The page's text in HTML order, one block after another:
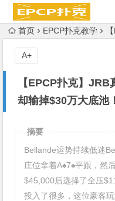
首页 EPCP扑克教学
【EPCP扑克】
却输掉$30万大底池！
A+
摘要
Bellande运势持续低迷
庄位拿着A♠7♠平跟，然
$45,000后选择了全压
投入了很多，这位豪客